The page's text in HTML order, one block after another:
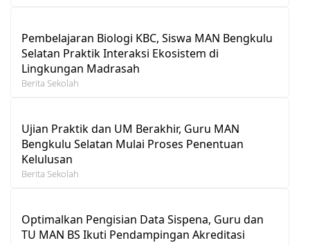
Pembelajaran Biologi KBC, Siswa MAN Bengkulu
Selatan Praktik Interaksi Ekosistem di
Lingkungan Madrasah
Berita Sekolah
Ujian Praktik dan UM Berakhir, Guru MAN
Bengkulu Selatan Mulai Proses Penentuan
Kelulusan
Berita Sekolah
Optimalkan Pengisian Data Sispena, Guru dan
TU MAN BS Ikuti Pendampingan Akreditasi